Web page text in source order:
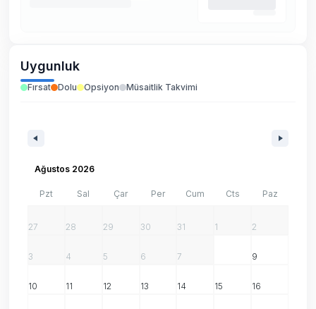
Uygunluk
Fırsat Dolu Opsiyon Müsaitlik Takvimi
Ağustos 2026
Pzt Sal Çar Per Cum Cts Paz
27 28 29 30 31 1 2
3 4 5 6 7 9
10 11 12 13 14 15 16